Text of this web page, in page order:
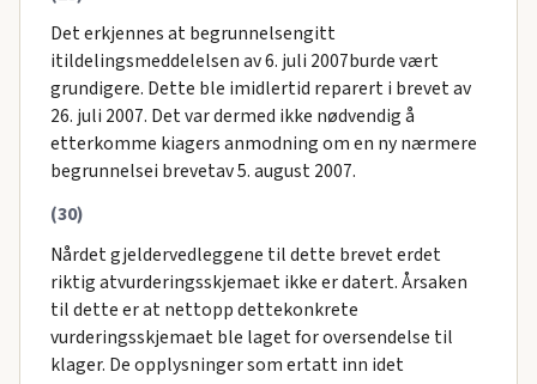
Det erkjennes at begrunnelsengitt
itildelingsmeddelelsen av 6. juli 2007burde vært
grundigere. Dette ble imidlertid reparert i brevet av
26. juli 2007. Det var dermed ikke nødvendig å
etterkomme kiagers anmodning om en ny nærmere
begrunnelsei brevetav 5. august 2007.
(30)
Nårdet gjeldervedleggene til dette brevet erdet
riktig atvurderingsskjemaet ikke er datert. Årsaken
til dette er at nettopp dettekonkrete
vurderingsskjemaet ble laget for oversendelse til
klager. De opplysninger som ertatt inn idet